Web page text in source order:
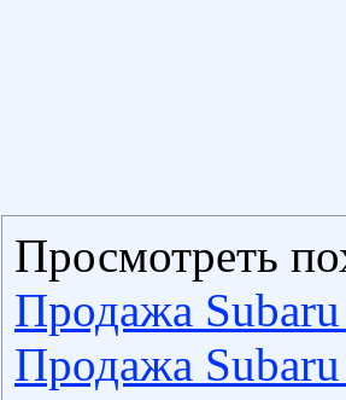
Просмотреть
Продажа
Продажа